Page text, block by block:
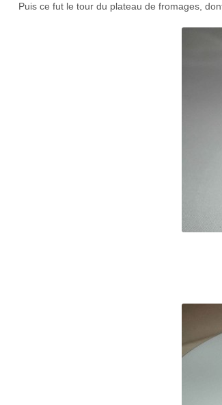
Puis ce fut le tour du plateau de fromages,